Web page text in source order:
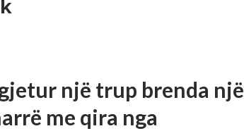
një trup brenda një
me qira nga